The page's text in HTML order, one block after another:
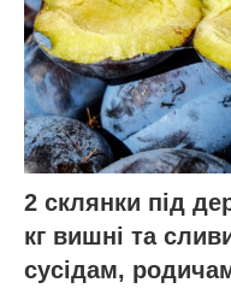
2 склянки під
кг вишні та
сусідам,